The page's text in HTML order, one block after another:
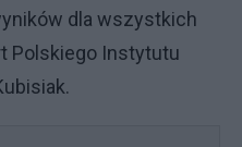
dla wszystkich
Polskiego Instytutu